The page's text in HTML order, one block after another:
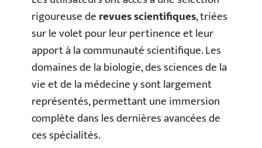
rigoureuse derevues scientifiques, triées
sur le volet pour leur pertinence et leur
apport à la communauté scientifique. Les
domaines de la biologie, des sciences de la
vie et de la médecine y sont largement
représentés, permettant une immersion
complète dans les dernières avancées de
ces spécialités.